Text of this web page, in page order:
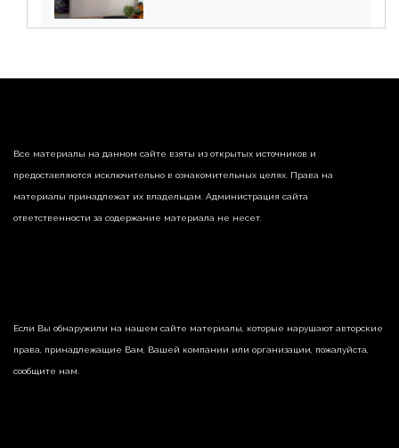
реализации недвижимости
Все материалы на данном сайте взяты из открытых источников и
предоставляются исключительно в ознакомительных целях. Права на
материалы принадлежат их владельцам. Администрация сайта
ответственности за содержание материала не несет.
Если Вы обнаружили на нашем сайте материалы, которые нарушают авторские
права, принадлежащие Вам, Вашей компании или организации, пожалуйста,
сообщите нам.